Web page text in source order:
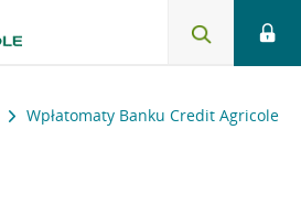
Wpłatomaty Banku Credit Agricole